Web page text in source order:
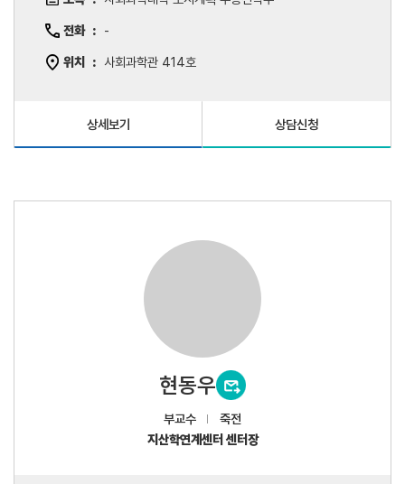
전화 -
위치 사회과학관 414호
상세보기 상담신청
현동우
부교수
죽전
지산학연계센터 센터장